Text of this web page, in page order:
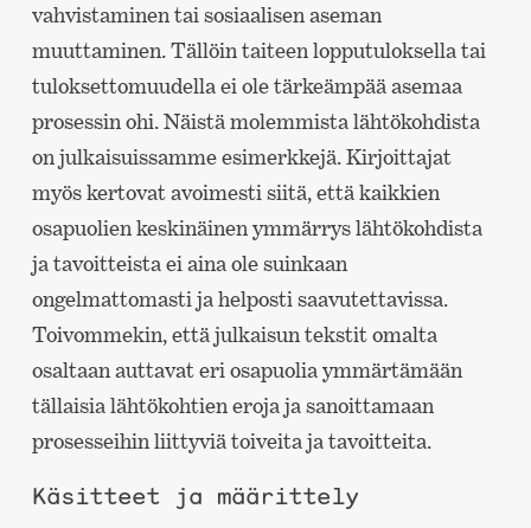
vahvistaminen tai sosiaalisen aseman
muuttaminen. Tällöin taiteen lopputuloksella tai
tuloksettomuudella ei ole tärkeämpää asemaa
prosessin ohi. Näistä molemmista lähtökohdista
on julkaisuissamme esimerkkejä. Kirjoittajat
myös kertovat avoimesti siitä, että kaikkien
osapuolien keskinäinen ymmärrys lähtökohdista
ja tavoitteista ei aina ole suinkaan
ongelmattomasti ja helposti saavutettavissa.
Toivommekin, että julkaisun tekstit omalta
osaltaan auttavat eri osapuolia ymmärtämään
tällaisia lähtökohtien eroja ja sanoittamaan
prosesseihin liittyviä toiveita ja tavoitteita.
Käsitteet ja määrittely